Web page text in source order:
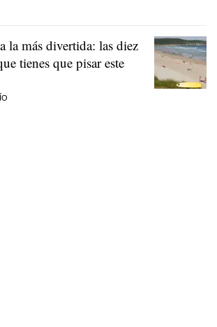
la más divertida: las diez
tienes que pisar este